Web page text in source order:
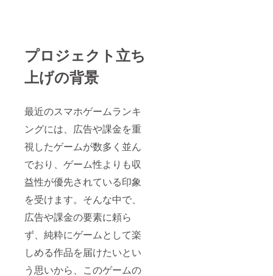
プロジェクト立ち
上げの背景
最近のスマホゲームランキ
ングには、広告や課金を重
視したゲームが数多く並ん
でおり、ゲーム性よりも収
益性が優先されている印象
を受けます。そんな中で、
広告や課金の要素に頼ら
ず、純粋にゲームとして楽
しめる作品を届けたいとい
う思いから、このゲームの